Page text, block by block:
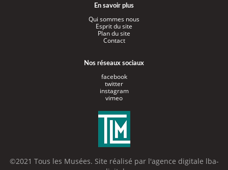
En savoir plus
Qui sommes nous
Esprit du site
Plan du site
Contact
Nos réseaux sociaux
facebook
twitter
instagram
vimeo
©2021 Tous les Musées. Site réalisé par l'agence digitale lba-